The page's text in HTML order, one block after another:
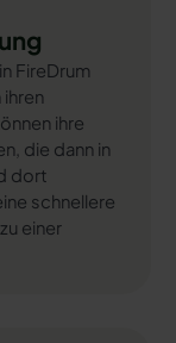
FireDrum
ihre
die dann in
dort
schnellere
einer